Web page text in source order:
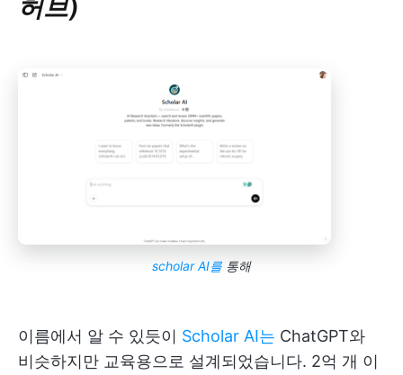
scholar AI를 통해
이름에서 알 수 있듯이 Scholar AI는 ChatGPT와
비슷하지만 교육용으로 설계되었습니다. 2억 개 이